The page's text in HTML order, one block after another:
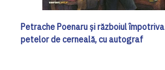
Petrache Poenaru și războiul împotriva
petelor de cerneală, cu autograf